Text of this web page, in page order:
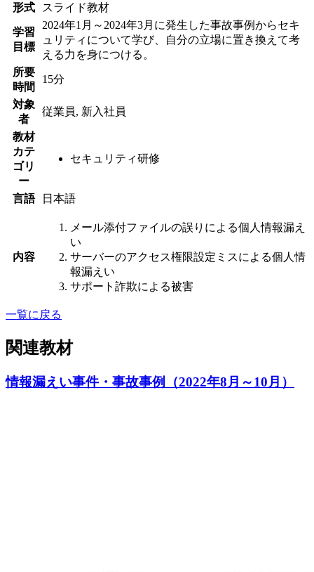
形式 スライド教材
学習
目標
2024年1月～2024年3月に発生した事故事例からセキ
ュリティについて学び、自分の立場に置き換えて考
える力を身につける。
所要
時間
15分
対象
者
従業員, 新入社員
教材
カテ
ゴリ
ー
セキュリティ研修
言語 日本語
内容
メール添付ファイルの誤りによる個人情報漏え
い
サーバーのアクセス権限設定ミスによる個人情
報漏えい
サポート詐欺による被害
一覧に戻る
関連教材
情報漏えい事件・事故事例（2022年8月～10月）